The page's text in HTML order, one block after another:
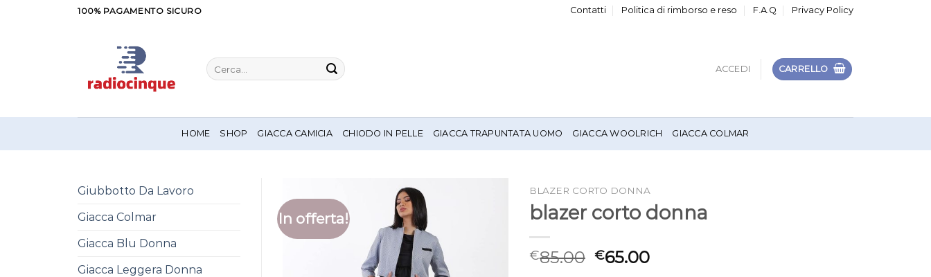
100% PAGAMENTO SICURO Contatti Politica di rimborso e reso F.A.Q Privacy Policy
Cerca:
ACCEDI CARRELLO
HOME SHOP GIACCA CAMICIA CHIODO IN PELLE GIACCA TRAPUNTATA UOMO GIACCA WOOLRICH GIACCA COLMAR
Giubbotto Da Lavoro
Giacca Colmar
Giacca Blu Donna
Giacca Leggera Donna
In offerta!
BLAZER CORTO DONNA
blazer corto donna
€85.00 €65.00